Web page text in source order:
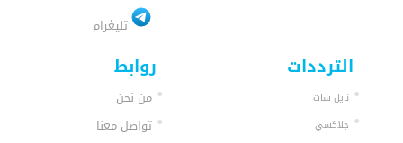
تليغرام
الترددات
نايل سات
جلاكسي
روابط
من نحن
تواصل معنا